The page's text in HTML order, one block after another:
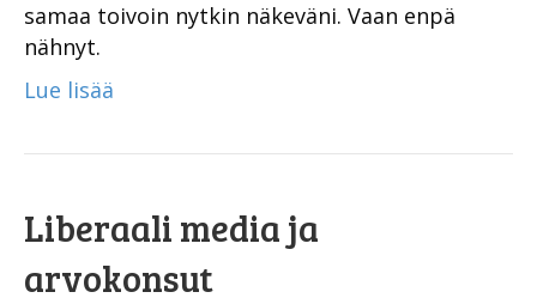
samaa toivoin nytkin näkeväni. Vaan enpä
nähnyt.
Lue lisää
Liberaali media ja
arvokonsut